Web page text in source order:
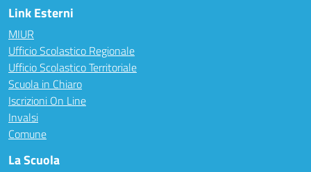
Link Esterni
MIUR
Ufficio Scolastico Regionale
Ufficio Scolastico Territoriale
Scuola in Chiaro
Iscrizioni On Line
Invalsi
Comune
La Scuola